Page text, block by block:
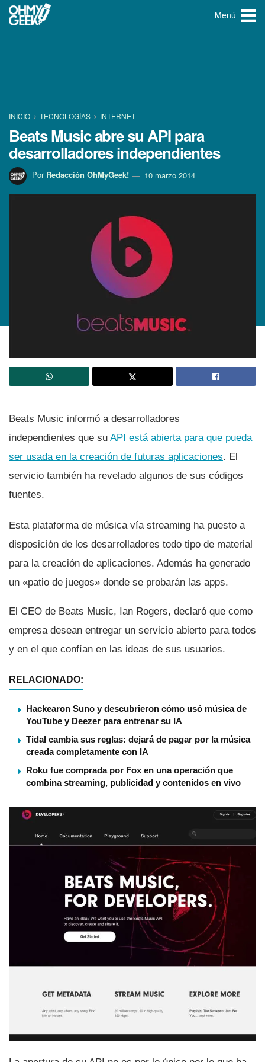
Menú
INICIO TECNOLOGÍ­AS INTERNET
Beats Music abre su API para
desarrolladores independientes
Por Redacción OhMyGeek! 10 marzo 2014
Beats Music informó a desarrolladores
independientes que su API está abierta para que pueda
ser usada en la creación de futuras aplicaciones. El
servicio también ha revelado algunos de sus códigos
fuentes.
Esta plataforma de música ví­a streaming ha puesto a
disposición de los desarrolladores todo tipo de material
para la creación de aplicaciones. Además ha generado
un «patio de juegos» donde se probarán las apps.
El CEO de Beats Music, Ian Rogers, declaró que como
empresa desean entregar un servicio abierto para todos
y en el que confí­an en las ideas de sus usuarios.
RELACIONADO:
Hackearon Suno y descubrieron cómo usó música de
YouTube y Deezer para entrenar su IA
Tidal cambia sus reglas: dejará de pagar por la música
creada completamente con IA
Roku fue comprada por Fox en una operación que
combina streaming, publicidad y contenidos en vivo